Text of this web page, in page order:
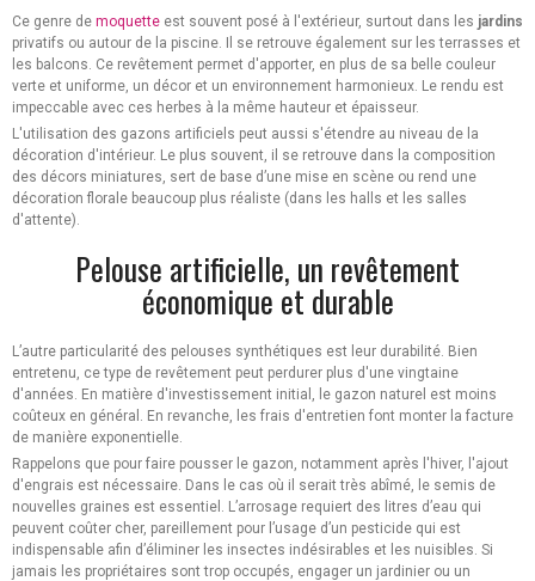
Ce genre de moquette est souvent posé à l'extérieur, surtout dans les jardins
privatifs ou autour de la piscine. Il se retrouve également sur les terrasses et
les balcons. Ce revêtement permet d'apporter, en plus de sa belle couleur
verte et uniforme, un décor et un environnement harmonieux. Le rendu est
impeccable avec ces herbes à la même hauteur et épaisseur.
L'utilisation des gazons artificiels peut aussi s'étendre au niveau de la
décoration d'intérieur. Le plus souvent, il se retrouve dans la composition
des décors miniatures, sert de base d’une mise en scène ou rend une
décoration florale beaucoup plus réaliste (dans les halls et les salles
d'attente).
Pelouse artificielle, un revêtement
économique et durable
L’autre particularité des pelouses synthétiques est leur durabilité. Bien
entretenu, ce type de revêtement peut perdurer plus d'une vingtaine
d'années. En matière d'investissement initial, le gazon naturel est moins
coûteux en général. En revanche, les frais d'entretien font monter la facture
de manière exponentielle.
Rappelons que pour faire pousser le gazon, notamment après l'hiver, l'ajout
d'engrais est nécessaire. Dans le cas où il serait très abîmé, le semis de
nouvelles graines est essentiel. L’arrosage requiert des litres d’eau qui
peuvent coûter cher, pareillement pour l’usage d’un pesticide qui est
indispensable afin d’éliminer les insectes indésirables et les nuisibles. Si
jamais les propriétaires sont trop occupés, engager un jardinier ou un